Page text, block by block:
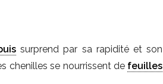
surprend par sa rapidité et son
chenilles se nourrissent de feuilles